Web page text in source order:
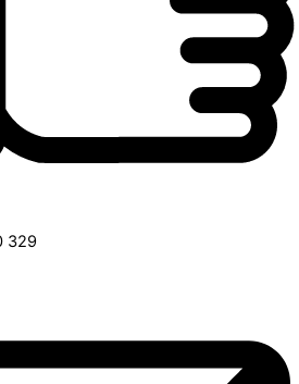
329